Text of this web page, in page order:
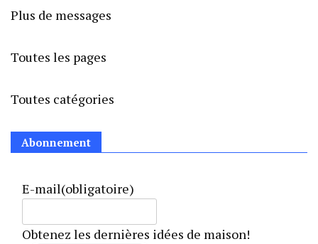
Plus de messages
Toutes les pages
Toutes catégories
Abonnement
E-mail(obligatoire)
Obtenez les dernières idées de maison!